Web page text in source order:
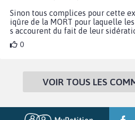
Sinon tous complices pour cette
iqûre de la MORT pour laquelle
s accourent du fait de leur
0
VOIR TOUS LES